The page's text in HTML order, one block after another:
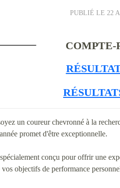
PUBLIÉ LE 22
COMPTE-
un coureur chevronné à la
promet d'être exceptionnelle.
conçu pour offrir une
objectifs de performance